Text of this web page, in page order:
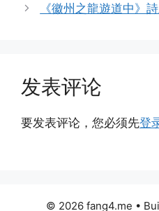
《徽州之龍遊道中》
发表评论
要发表评论，您必须先登
© 2026 fang4.me •